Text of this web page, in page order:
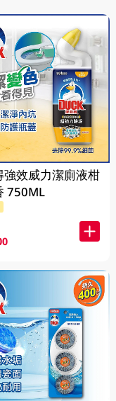
強效威力潔廁液柑
750ML